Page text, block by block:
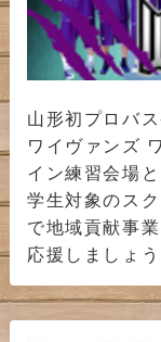
山形初プロバ
ワイヴァンズ
イン練習会場
学生対象のス
で地域貢献事
応援しましょう